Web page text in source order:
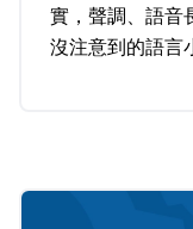
實，聲調、語音
沒注意到的語言